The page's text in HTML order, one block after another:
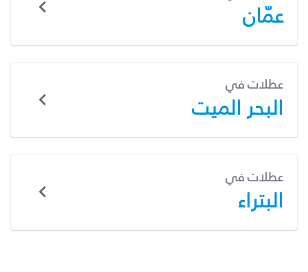
عمّان
عطلات في
البحر الميت
عطلات في
البتراء